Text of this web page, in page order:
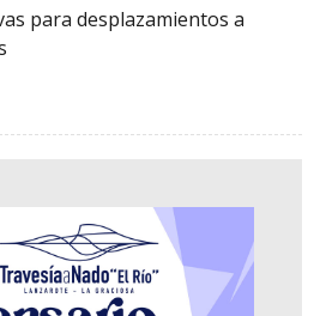
para desplazamientos a